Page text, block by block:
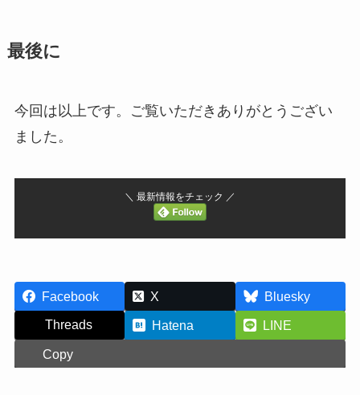
最後に
今回は以上です。ご覧いただきありがとうござい
ました。
＼ 最新情報をチェック ／
Facebook X
Bluesky
Threads
Hatena
LINE
Copy